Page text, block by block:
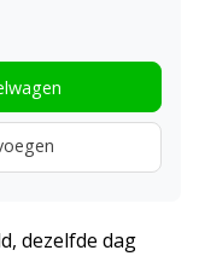
dezelfde dag